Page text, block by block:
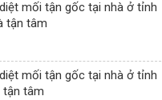
mối tận gốc tại nhà ở tỉnh
tận tâm
mối tận gốc tại nhà ở tỉnh
tận tâm